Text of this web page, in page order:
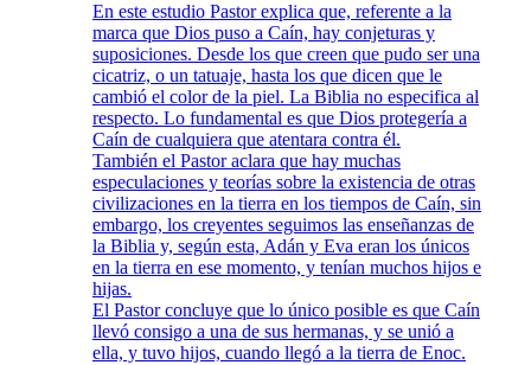
En este estudio Pastor explica que, referente a la
marca que Dios puso a Caín, hay conjeturas y
suposiciones. Desde los que creen que pudo ser una
cicatriz, o un tatuaje, hasta los que dicen que le
cambió el color de la piel. La Biblia no especifica al
respecto. Lo fundamental es que Dios protegería a
Caín de cualquiera que atentara contra él.
También el Pastor aclara que hay muchas
especulaciones y teorías sobre la existencia de otras
civilizaciones en la tierra en los tiempos de Caín, sin
embargo, los creyentes seguimos las enseñanzas de
la Biblia y, según esta, Adán y Eva eran los únicos
en la tierra en ese momento, y tenían muchos hijos e
hijas.
El Pastor concluye que lo único posible es que Caín
llevó consigo a una de sus hermanas, y se unió a
ella, y tuvo hijos, cuando llegó a la tierra de Enoc.